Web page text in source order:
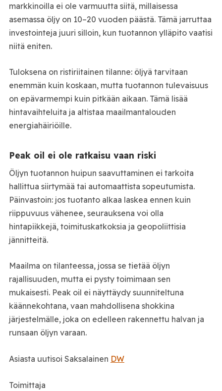
markkinoilla ei ole varmuutta siitä, millaisessa
asemassa öljy on 10–20 vuoden päästä. Tämä jarruttaa
investointeja juuri silloin, kun tuotannon ylläpito vaatisi
niitä eniten.
Tuloksena on ristiriitainen tilanne: öljyä tarvitaan
enemmän kuin koskaan, mutta tuotannon tulevaisuus
on epävarmempi kuin pitkään aikaan. Tämä lisää
hintavaihteluita ja altistaa maailmantalouden
energiahäiriöille.
Peak oil ei ole ratkaisu vaan riski
Öljyn tuotannon huipun saavuttaminen ei tarkoita
hallittua siirtymää tai automaattista sopeutumista.
Päinvastoin: jos tuotanto alkaa laskea ennen kuin
riippuvuus vähenee, seurauksena voi olla
hintapiikkejä, toimituskatkoksia ja geopoliittisia
jännitteitä.
Maailma on tilanteessa, jossa se tietää öljyn
rajallisuuden, mutta ei pysty toimimaan sen
mukaisesti. Peak oil ei näyttäydy suunniteltuna
käännekohtana, vaan mahdollisena shokkina
järjestelmälle, joka on edelleen rakennettu halvan ja
runsaan öljyn varaan.
Asiasta uutisoi Saksalainen DW
Toimittaja